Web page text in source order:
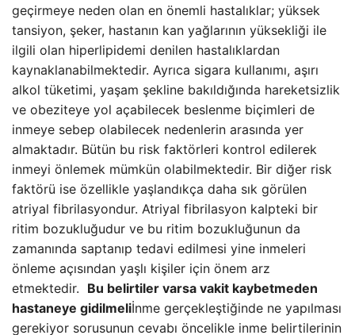
geçirmeye neden olan en önemli hastalıklar; yüksek
tansiyon, şeker, hastanın kan yağlarının yüksekliği ile
ilgili olan hiperlipidemi denilen hastalıklardan
kaynaklanabilmektedir. Ayrıca sigara kullanımı, aşırı
alkol tüketimi, yaşam şekline bakıldığında hareketsizlik
ve obeziteye yol açabilecek beslenme biçimleri de
inmeye sebep olabilecek nedenlerin arasında yer
almaktadır. Bütün bu risk faktörleri kontrol edilerek
inmeyi önlemek mümkün olabilmektedir. Bir diğer risk
faktörü ise özellikle yaşlandıkça daha sık görülen
atriyal fibrilasyondur. Atriyal fibrilasyon kalpteki bir
ritim bozukluğudur ve bu ritim bozukluğunun da
zamanında saptanıp tedavi edilmesi yine inmeleri
önleme açısından yaşlı kişiler için önem arz
etmektedir. Bu belirtiler varsa vakit kaybetmeden
hastaneye gidilmeliİnme gerçekleştiğinde ne yapılması
gerekiyor sorusunun cevabı öncelikle inme belirtilerinin